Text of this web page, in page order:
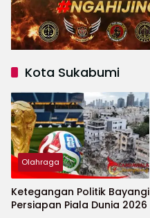
Kota Sukabumi
Olahraga
Ketegangan Politik Bayangi
Persiapan Piala Dunia 2026